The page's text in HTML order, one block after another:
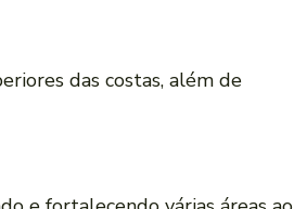
das costas, além de